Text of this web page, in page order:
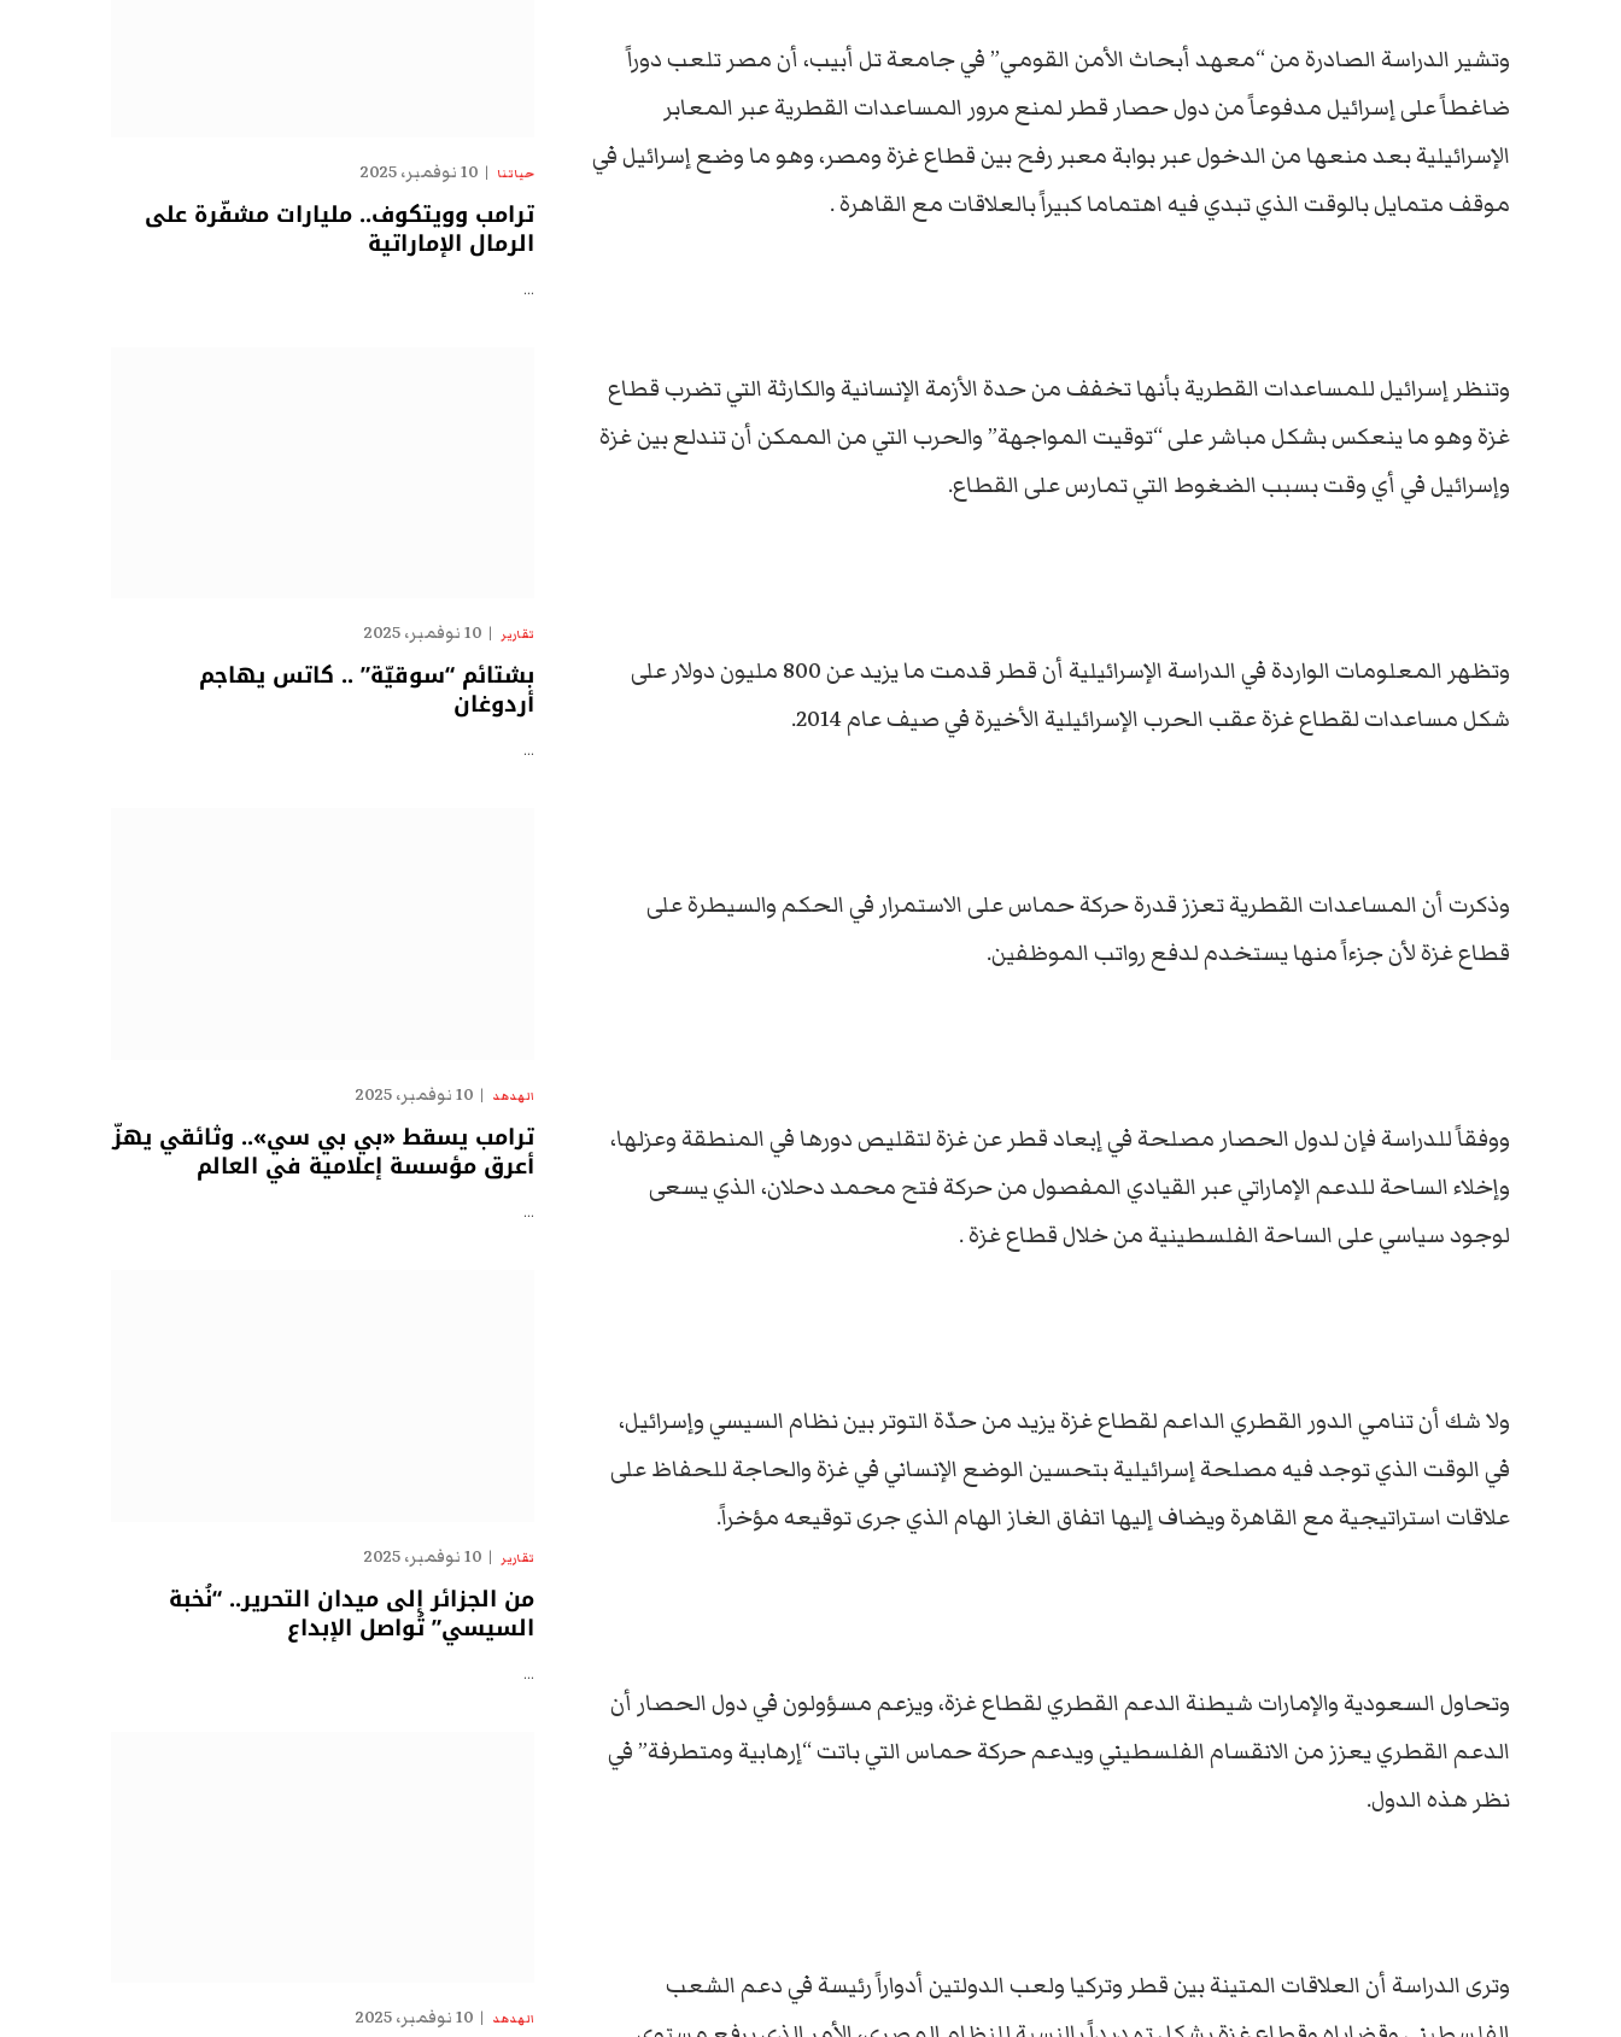
وتشير الدراسة الصادرة من “معهد أبحاث الأمن القومي” في جامعة تل أبيب، أن مصر تلعب دوراً
ضاغطاً على إسرائيل مدفوعاً من دول حصار قطر لمنع مرور المساعدات القطرية عبر المعابر
الإسرائيلية بعد منعها من الدخول عبر بوابة معبر رفح بين قطاع غزة ومصر، وهو ما وضع إسرائيل في
موقف متمايل بالوقت الذي تبدي فيه اهتماما كبيراً بالعلاقات مع القاهرة .
وتنظر إسرائيل للمساعدات القطرية بأنها تخفف من حدة الأزمة الإنسانية والكارثة التي تضرب قطاع
غزة وهو ما ينعكس بشكل مباشر على “توقيت المواجهة” والحرب التي من الممكن أن تندلع بين غزة
وإسرائيل في أي وقت بسبب الضغوط التي تمارس على القطاع.
وتظهر المعلومات الواردة في الدراسة الإسرائيلية أن قطر قدمت ما يزيد عن 800 مليون دولار على
شكل مساعدات لقطاع غزة عقب الحرب الإسرائيلية الأخيرة في صيف عام 2014.
وذكرت أن المساعدات القطرية تعزز قدرة حركة حماس على الاستمرار في الحكم والسيطرة على
قطاع غزة لأن جزءاً منها يستخدم لدفع رواتب الموظفين.
ووفقاً للدراسة فإن لدول الحصار مصلحة في إبعاد قطر عن غزة لتقليص دورها في المنطقة وعزلها،
وإخلاء الساحة للدعم الإماراتي عبر القيادي المفصول من حركة فتح محمد دحلان، الذي يسعى
لوجود سياسي على الساحة الفلسطينية من خلال قطاع غزة .
ولا شك أن تنامي الدور القطري الداعم لقطاع غزة يزيد من حدّة التوتر بين نظام السيسي وإسرائيل،
في الوقت الذي توجد فيه مصلحة إسرائيلية بتحسين الوضع الإنساني في غزة والحاجة للحفاظ على
علاقات استراتيجية مع القاهرة ويضاف إليها اتفاق الغاز الهام الذي جرى توقيعه مؤخراً.
وتحاول السعودية والإمارات شيطنة الدعم القطري لقطاع غزة، ويزعم مسؤولون في دول الحصار أن
الدعم القطري يعزز من الانقسام الفلسطيني ويدعم حركة حماس التي باتت “إرهابية ومتطرفة” في
نظر هذه الدول.
وترى الدراسة أن العلاقات المتينة بين قطر وتركيا ولعب الدولتين أدواراً رئيسة في دعم الشعب
حياتنا 10 نوفمبر، 2025
ترامب وويتكوف.. مليارات مشفّرة على
الرمال الإماراتية
…
تقارير 10 نوفمبر، 2025
بشتائم “سوقيّة” .. كاتس يهاجم
أردوغان
…
الهدهد 10 نوفمبر، 2025
ترامب يسقط «بي بي سي».. وثائقي يهزّ
أعرق مؤسسة إعلامية في العالم
…
تقارير 10 نوفمبر، 2025
من الجزائر إلى ميدان التحرير.. “نُخبة
السيسي” تُواصل الإبداع
…
الهدهد 10 نوفمبر، 2025